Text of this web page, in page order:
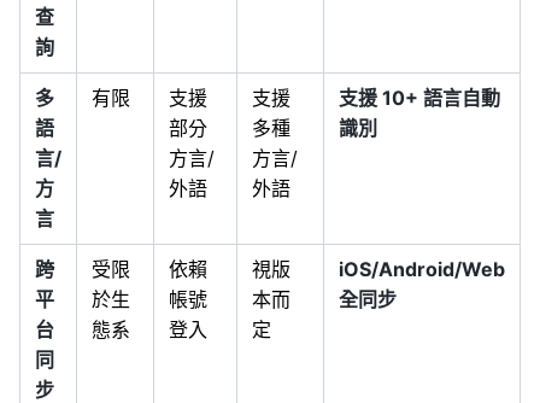
查
詢
多
語
言/
方
言
有限
支援
部分
方言/
外語
支援
多種
方言/
外語
支援 10+ 語言自動
識別
跨
平
台
同
步
受限
於生
態系
依賴
帳號
登入
視版
本而
定
iOS/Android/Web
全同步